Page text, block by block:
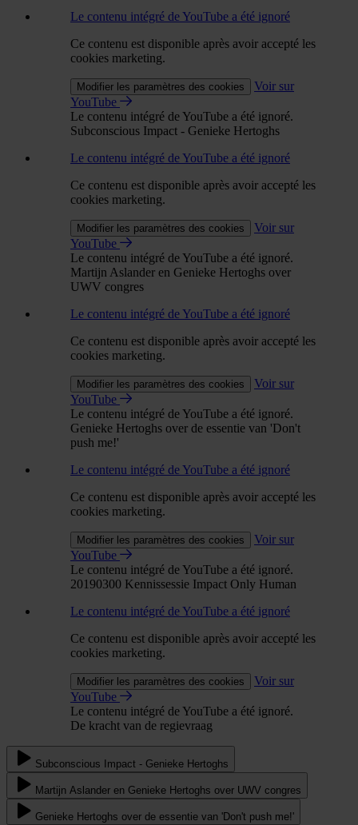
Le contenu intégré de YouTube a été ignoré
Ce contenu est disponible après avoir accepté les
cookies marketing.
Modifier les paramètres des cookies
Voir sur
YouTube
Le contenu intégré de YouTube a été ignoré.
Subconscious Impact - Genieke Hertoghs
Le contenu intégré de YouTube a été ignoré
Ce contenu est disponible après avoir accepté les
cookies marketing.
Modifier les paramètres des cookies
Voir sur
YouTube
Le contenu intégré de YouTube a été ignoré.
Martijn Aslander en Genieke Hertoghs over
UWV congres
Le contenu intégré de YouTube a été ignoré
Ce contenu est disponible après avoir accepté les
cookies marketing.
Modifier les paramètres des cookies
Voir sur
YouTube
Le contenu intégré de YouTube a été ignoré.
Genieke Hertoghs over de essentie van 'Don't
push me!'
Le contenu intégré de YouTube a été ignoré
Ce contenu est disponible après avoir accepté les
cookies marketing.
Modifier les paramètres des cookies
Voir sur
YouTube
Le contenu intégré de YouTube a été ignoré.
20190300 Kennissessie Impact Only Human
Le contenu intégré de YouTube a été ignoré
Ce contenu est disponible après avoir accepté les
cookies marketing.
Modifier les paramètres des cookies
Voir sur
YouTube
Le contenu intégré de YouTube a été ignoré.
De kracht van de regievraag
Subconscious Impact - Genieke Hertoghs
Martijn Aslander en Genieke Hertoghs over UWV congres
Genieke Hertoghs over de essentie van 'Don't push me!'